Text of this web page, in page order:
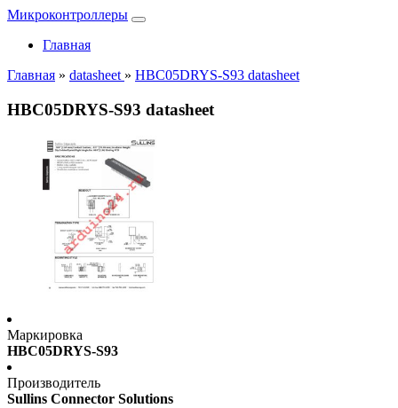
Микроконтроллеры
Главная
Главная » datasheet » HBC05DRYS-S93 datasheet
HBC05DRYS-S93 datasheet
Маркировка
HBC05DRYS-S93
Производитель
Sullins Connector Solutions